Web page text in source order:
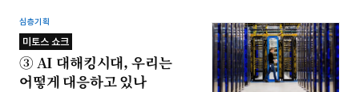
심층기획
미토스 쇼크
③ AI 대해킹시대, 우리는
어떻게 대응하고 있나